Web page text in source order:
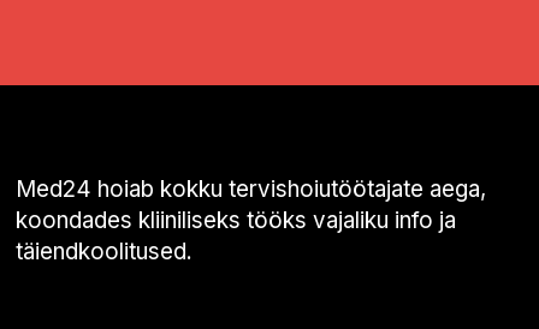
Med24 hoiab kokku tervishoiutöötajate aega,
koondades kliiniliseks tööks vajaliku info ja
täiendkoolitused.